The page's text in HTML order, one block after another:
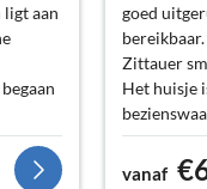
aan
goed
Zittauer
Het huisje
hadden
vanaf